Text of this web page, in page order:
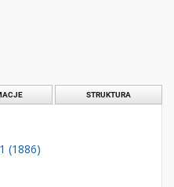
STRUKTURA
(1886)